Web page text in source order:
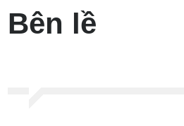
Bên lề